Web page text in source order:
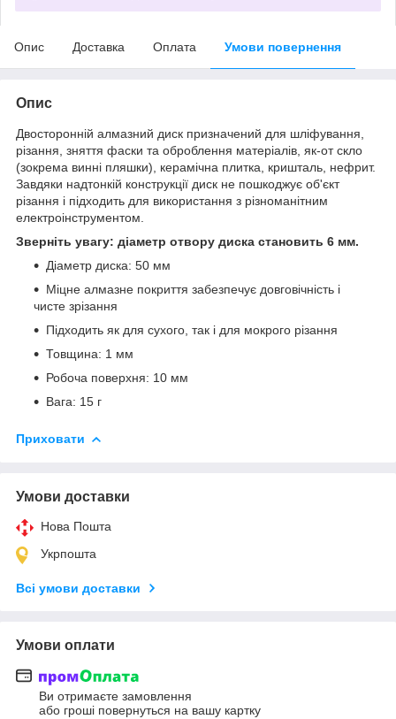
Опис Доставка Оплата Умови повернення
Опис
Двосторонній алмазний диск призначений для шліфування,
різання, зняття фаски та оброблення матеріалів, як-от скло
(зокрема винні пляшки), керамічна плитка, кришталь, нефрит.
Завдяки надтонкій конструкції диск не пошкоджує об'єкт
різання і підходить для використання з різноманітним
електроінструментом.
Зверніть увагу: діаметр отвору диска становить 6 мм.
Діаметр диска: 50 мм
Міцне алмазне покриття забезпечує довговічність і
чисте зрізання
Підходить як для сухого, так і для мокрого різання
Товщина: 1 мм
Робоча поверхня: 10 мм
Вага: 15 г
Приховати
Умови доставки
Нова Пошта
Укрпошта
Всі умови доставки
Умови оплати
Ви отримаєте замовлення
або гроші повернуться на вашу картку